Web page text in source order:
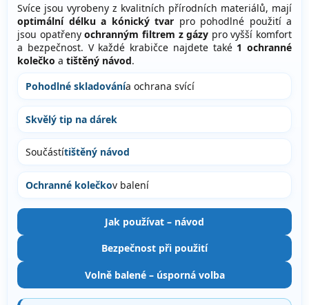
Svíce jsou vyrobeny z kvalitních přírodních materiálů, mají
optimální délku a kónický tvar pro pohodlné použití a
jsou opatřenyochranným filtrem z gázy pro vyšší komfort
a bezpečnost. V každé krabičce najdete také 1 ochranné
kolečko a tištěný návod.
Pohodlné skladovánía ochrana svící
Skvělý tip na dárek
Součástítištěný návod
Ochranné kolečkov balení
Jak používat – návod
Bezpečnost při použití
Volně balené – úsporná volba